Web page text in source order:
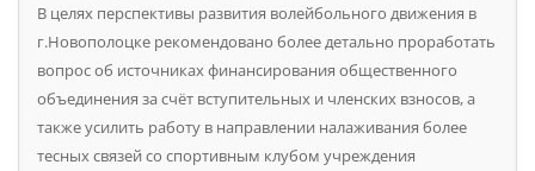
В целях перспективы развития волейбольного движения в
г.Новополоцке рекомендовано более детально проработать
вопрос об источниках финансирования общественного
объединения за счёт вступительных и членских взносов, а
также усилить работу в направлении налаживания более
тесных связей со спортивным клубом учреждения